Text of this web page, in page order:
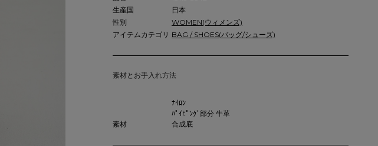
生産国
日本
性別
WOMEN(ウィメンズ)
アイテムカテゴリ BAG / SHOES(バッグ/シューズ)
素材とお手入れ方法
素材
ﾅｲﾛﾝ
ﾊﾟｲﾋﾟﾝｸﾞ部分 牛革
合成底